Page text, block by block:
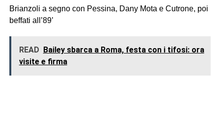
Brianzoli a segno con Pessina, Dany Mota e Cutrone, poi
beffati all’89’
READ Bailey sbarca a Roma, festa con i tifosi: ora
visite e firma